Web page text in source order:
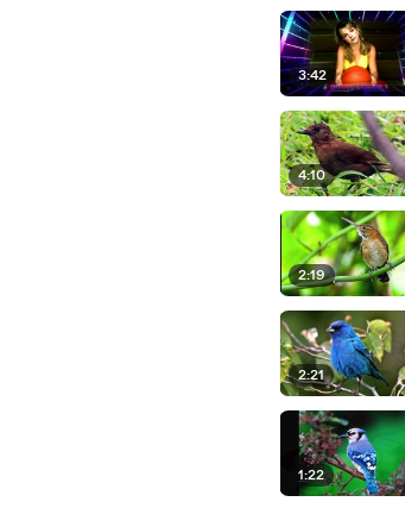
3:42
4:10
2:19
2:21
1:22